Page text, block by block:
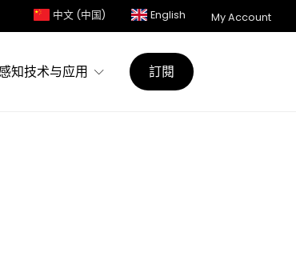
中文 (中国) English My Account
知技术与应用 訂閱